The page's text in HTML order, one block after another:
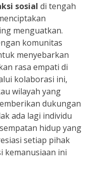
sosial di tengah
menguatkan.
komunitas
menyebarkan
rasa empati di
kolaborasi ini,
wilayah yang
dukungan
ada lagi individu
hidup yang
setiap pihak
kemanusiaan ini